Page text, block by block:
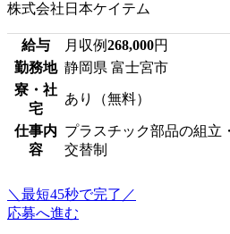
株式会社日本ケイテム
給与 月収例268,000円
勤務地 静岡県 富士宮市
寮・社
宅
あり（無料）
仕事内
容
プラスチック部品の組立
交替制
＼最短45秒で完了／
応募へ進む